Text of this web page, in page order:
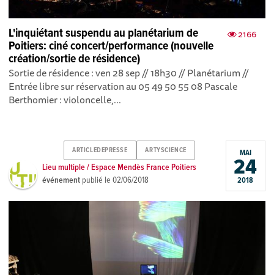
2166
L'inquiétant suspendu au planétarium de
Poitiers: ciné concert/performance (nouvelle
création/sortie de résidence)
Sortie de résidence : ven 28 sep // 18h30 // Planétarium //
Entrée libre sur réservation au 05 49 50 55 08 Pascale
Berthomier : violoncelle,...
ARTICLEDEPRESSE ARTYSCIENCE
Lieu multiple / Espace Mendès France Poitiers
événement publié le02/06/2018
MAI
24
2018